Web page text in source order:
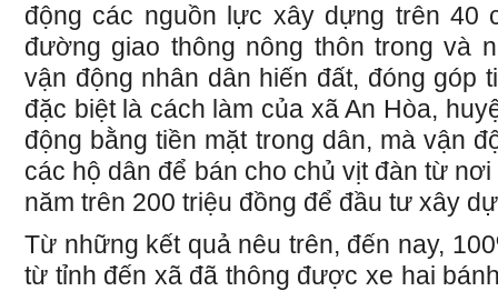
động các nguồn lực xây dựng trên 40
đường giao thông nông thôn trong và
vận động nhân dân hiến đất, đóng góp
đặc biệt là cách làm của xã An Hòa,
động bằng tiền mặt trong dân, mà vận
các hộ dân để bán cho chủ vịt đàn từ
năm trên 200 triệu đồng để đầu tư xây
Từ những kết quả nêu trên, đến nay,
từ tỉnh đến xã đã thông được xe hai